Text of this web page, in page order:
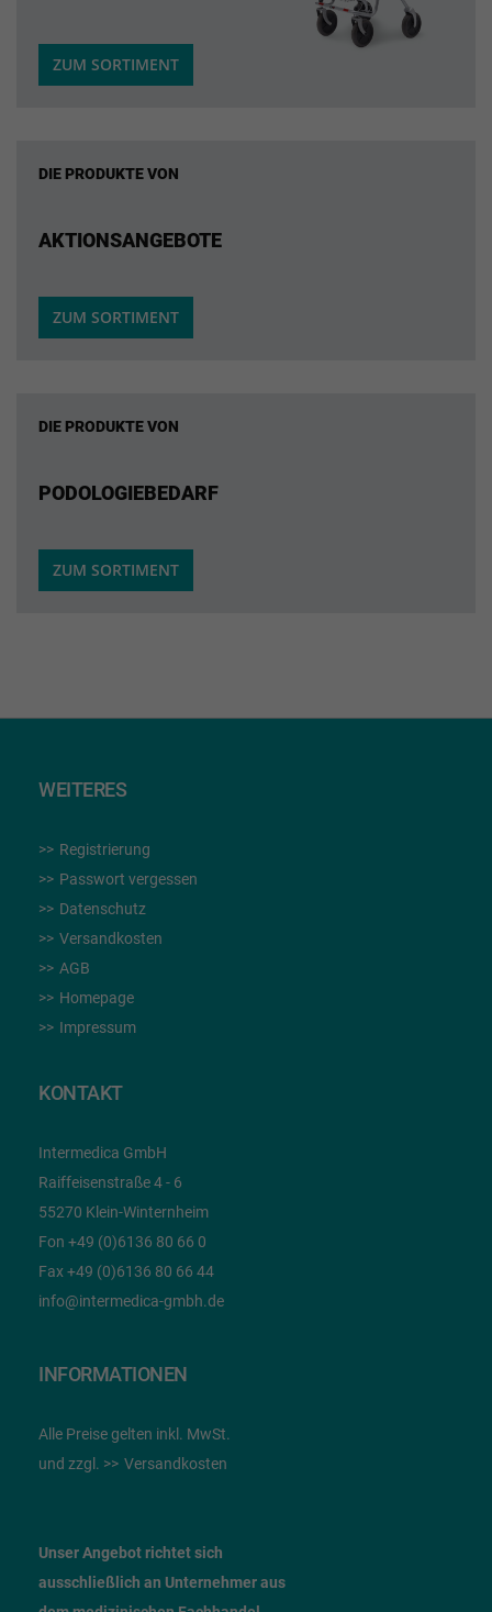
ZUM SORTIMENT
DIE PRODUKTE VON
AKTIONSANGEBOTE
ZUM SORTIMENT
DIE PRODUKTE VON
PODOLOGIEBEDARF
ZUM SORTIMENT
WEITERES
Registrierung
Passwort vergessen
Datenschutz
Versandkosten
AGB
Homepage
Impressum
KONTAKT
Intermedica GmbH
Raiffeisenstraße 4 - 6
55270 Klein-Winternheim
Fon +49 (0)6136 80 66 0
Fax +49 (0)6136 80 66 44
info@intermedica-gmbh.de
INFORMATIONEN
Alle Preise gelten inkl. MwSt.
und zzgl.
Versandkosten
Unser Angebot richtet sich
ausschließlich an Unternehmeraus